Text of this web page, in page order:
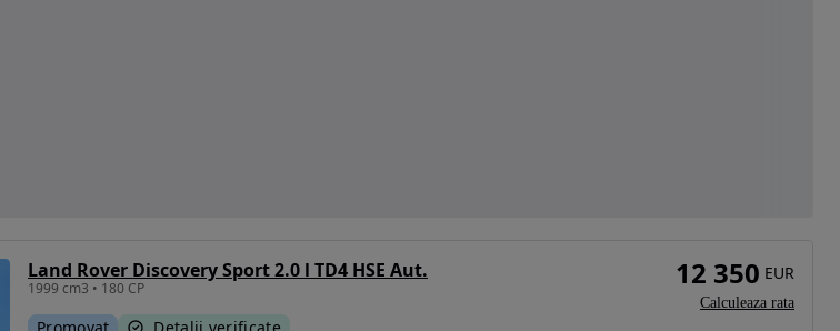
Land Rover Discovery Sport 2.0 l TD4 HSE Aut.
1999 cm3 • 180 CP
Promovat Detalii verificate
12 350 EUR
Calculeaza rata